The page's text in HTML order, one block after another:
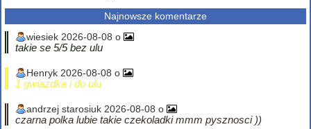
Najnowsze komentarze
wiesiek 2026-08-08 o
takie se 5/5 bez ulu
Henryk 2026-08-08 o
1 gwiazdka i do ulu
andrzej starosiuk 2026-08-08 o
czarna polka lubie takie czekoladki mmm pysznosci ))